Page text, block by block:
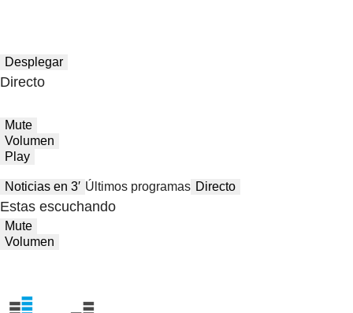
Desplegar
Directo
Mute
Volumen
Play
Noticias en 3′ Últimos programas Directo
Estas escuchando
Mute
Volumen